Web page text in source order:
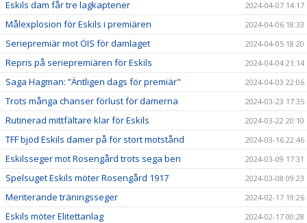
Eskils dam får tre lagkaptener 2024-04-07 14:17
Målexplosion för Eskils i premiären 2024-04-06 18:33
Seriepremiär mot ÖIS för damlaget 2024-04-05 18:20
Repris på seriepremiären för Eskils 2024-04-04 21:14
Saga Hagman: ”Äntligen dags för premiär" 2024-04-03 22:06
Trots många chanser förlust för damerna 2024-03-23 17:35
Rutinerad mittfältare klar för Eskils 2024-03-22 20:10
TFF bjöd Eskils damer på för stort motstånd 2024-03-16 22:46
Eskilsseger mot Rosengård trots sega ben 2024-03-09 17:31
Spelsuget Eskils möter Rosengård 1917 2024-03-08 09:23
Meriterande träningsseger 2024-02-17 19:26
Eskils möter Elitettanlag 2024-02-17 00:28